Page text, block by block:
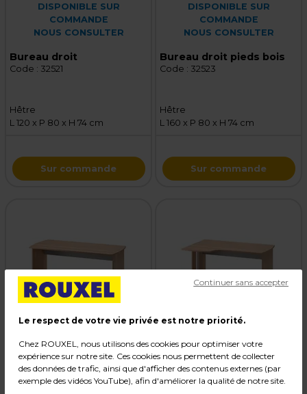
DISPONIBLE SUR
COMMANDE
NOUS CONSULTER
Bureau droit
Code : 32521
Hêtre
L 120 x P 80 x H 74 cm
Sur commande
DISPONIBLE SUR
COMMANDE
NOUS CONSULTER
Bureau droit pieds bois
Code : 32523
Hêtre
L 160 x P 80 x H 74 cm
Sur commande
DISPONIBLE SUR
COMMANDE
NOUS CONSULTER
Bureau droit pieds bois
DISPONIBLE SUR
COMMANDE
NOUS CONSULTER
Bureau plan compact
Le respect de votre vie privée est notre priorité.
Chez ROUXEL, nous utilisons des cookies pour optimiser votre
expérience sur notre site. Ces cookies nous permettent de collecter
des données de trafic, ainsi que d'afficher des contenus externes (par
exemple des vidéos YouTube), afin d'améliorer la qualité de notre site.
Continuer sans accepter